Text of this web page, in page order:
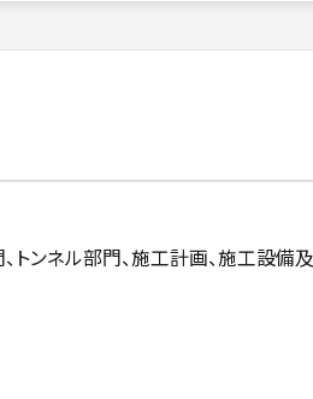
トンネル部門、施工計画、施工設備